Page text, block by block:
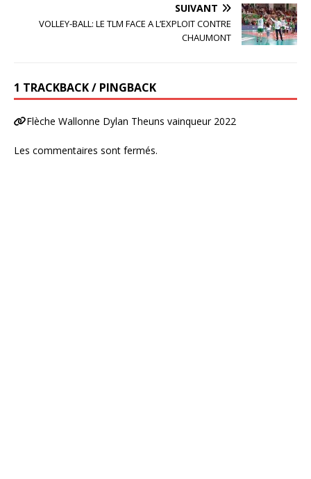
SUIVANT
VOLLEY-BALL: LE TLM FACE A L’EXPLOIT CONTRE
CHAUMONT
1 TRACKBACK / PINGBACK
Flèche Wallonne Dylan Theuns vainqueur 2022
Les commentaires sont fermés.